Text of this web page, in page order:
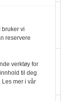
måned
og 98
bruker vi
reservere
verktøy for
til deg
mer i vår